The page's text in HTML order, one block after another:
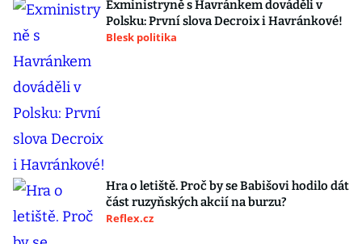
Exministryně s Havránkem dováděli v
Polsku: První slova Decroix i Havránkové!
Blesk politika
Hra o letiště. Proč by se Babišovi hodilo dát
část ruzyňských akcií na burzu?
Reflex.cz